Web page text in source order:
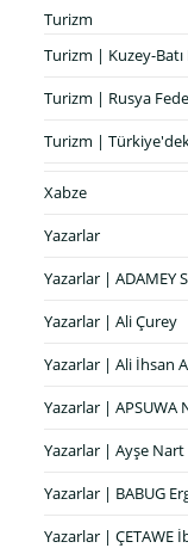
Turizm
Turizm | Kuzey-Batı
Turizm | Rusya
Turizm |
Xabze
Yazarlar
Yazarlar | ADAMEY
Yazarlar | Ali Çurey
Yazarlar | Ali İhsan
Yazarlar | APSUWA
Yazarlar | Ayşe Nart
Yazarlar | BABUG
Yazarlar | ÇETAWE